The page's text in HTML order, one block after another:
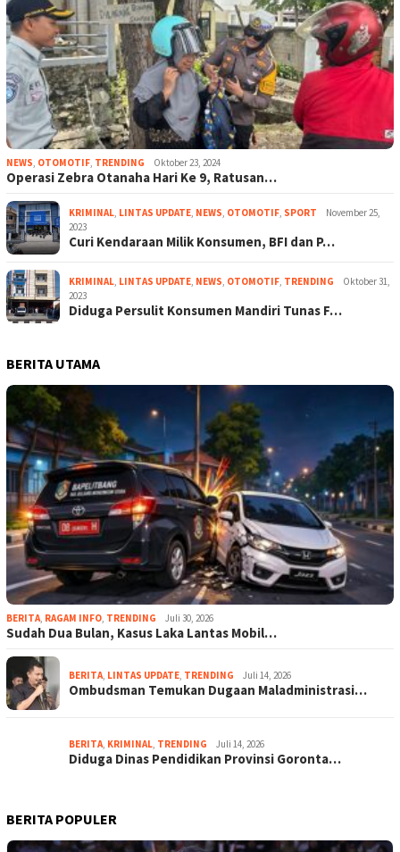
NEWS OTOMOTIF TRENDING Oktober 23, 2024
Operasi Zebra Otanaha Hari Ke 9, Ratusan…
KRIMINAL LINTAS UPDATE NEWS OTOMOTIF SPORT
November 25,
2023
Curi Kendaraan Milik Konsumen, BFI dan P…
KRIMINAL LINTAS UPDATE NEWS OTOMOTIF TRENDING
Oktober 31,
2023
Diduga Persulit Konsumen Mandiri Tunas F…
BERITA UTAMA
BERITA RAGAM INFO TRENDING Juli 30, 2026
Sudah Dua Bulan, Kasus Laka Lantas Mobil…
BERITA LINTAS UPDATE TRENDING Juli 14, 2026
Ombudsman Temukan Dugaan Maladministrasi…
BERITA KRIMINAL TRENDING Juli 14, 2026
Diduga Dinas Pendidikan Provinsi Goronta…
BERITA POPULER